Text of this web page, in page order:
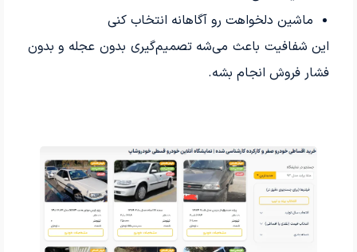
ماشین دلخواهت رو آگاهانه انتخاب کنی
این شفافیت باعث می‌شه تصمیم‌گیری بدون عجله و بدون
فشار فروش انجام بشه.